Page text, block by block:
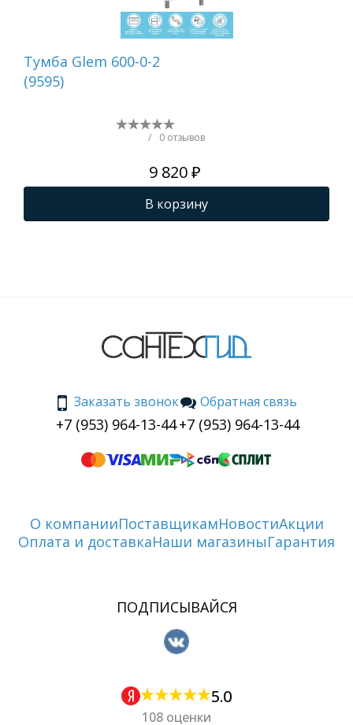
Тумба Glem 600-0-2
(9595)
/ 0 отзывов
9 820 ₽
В корзину
Заказать звонок
+7 (953) 964-13-44
Обратная связь
+7 (953) 964-13-44
О компанииПоставщикамНовостиАкции
Оплата и доставкаНаши магазиныГарантия
ПОДПИСЫВАЙСЯ
5.0
108 оценки